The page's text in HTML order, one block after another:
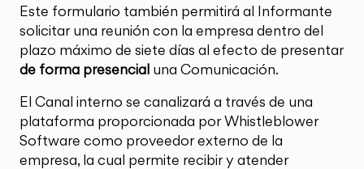
Este formulario también permitirá al Informante
solicitar una reunión con la empresa dentro del
plazo máximo de siete días al efecto de presentar
de forma presencial una Comunicación.
El Canal interno se canalizará a través de una
plataforma proporcionada por Whistleblower
Software como proveedor externo de la
empresa, la cual permite recibir y atender